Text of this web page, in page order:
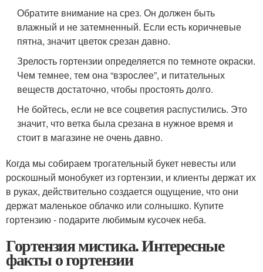
Обратите внимание на срез. Он должен быть
влажный и не затемненный. Если есть коричневые
пятна, значит цветок срезан давно.
Зрелость гортензии определяется по темноте окраски.
Чем темнее, тем она “взрослее”, и питательных
веществ достаточно, чтобы простоять долго.
Не бойтесь, если не все соцветия распустились. Это
значит, что ветка была срезана в нужное время и
стоит в магазине не очень давно.
Когда мы собираем трогательный букет невесты или
роскошный монобукет из гортензии, и клиенты держат их
в руках, действительно создается ощущение, что они
держат маленькое облачко или солнышко. Купите
гортензию - подарите любимым кусочек неба.
Гортензия мистика. Интересные
факты о гортензии